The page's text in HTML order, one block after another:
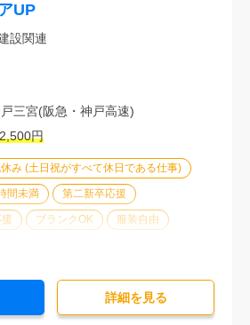
UP
み (土日祝がすべて休日である仕事)
間未満 第二新卒応援
ブランクOK 服装自由
設関連
三宮(阪急・神戸高速)
円
詳細を⾒る